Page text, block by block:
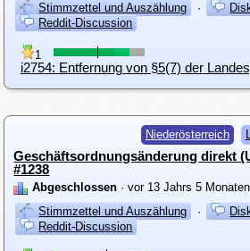
Stimmzettel und Auszählung
·
Reddit-Discussion
1
Niederösterreich
Geschäftsordnungsänderung direkt
#1238
Abgeschlossen · vor 13 Jahrs 5
Stimmzettel und Auszählung
·
Reddit-Discussion